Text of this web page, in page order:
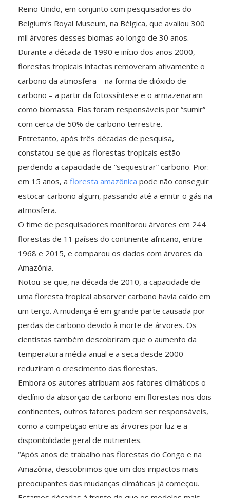
Reino Unido, em conjunto com pesquisadores do
Belgium’s Royal Museum, na Bélgica, que avaliou 300
mil árvores desses biomas ao longo de 30 anos.
Durante a década de 1990 e início dos anos 2000,
florestas tropicais intactas removeram ativamente o
carbono da atmosfera – na forma de dióxido de
carbono – a partir da fotossíntese e o armazenaram
como biomassa. Elas foram responsáveis por “sumir”
com cerca de 50% de carbono terrestre.
Entretanto, após três décadas de pesquisa,
constatou-se que as florestas tropicais estão
perdendo a capacidade de “sequestrar” carbono. Pior:
em 15 anos, a floresta amazônica pode não conseguir
estocar carbono algum, passando até a emitir o gás na
atmosfera.
O time de pesquisadores monitorou árvores em 244
florestas de 11 países do continente africano, entre
1968 e 2015, e comparou os dados com árvores da
Amazônia.
Notou-se que, na década de 2010, a capacidade de
uma floresta tropical absorver carbono havia caído em
um terço. A mudança é em grande parte causada por
perdas de carbono devido à morte de árvores. Os
cientistas também descobriram que o aumento da
temperatura média anual e a seca desde 2000
reduziram o crescimento das florestas.
Embora os autores atribuam aos fatores climáticos o
declínio da absorção de carbono em florestas nos dois
continentes, outros fatores podem ser responsáveis,
como a competição entre as árvores por luz e a
disponibilidade geral de nutrientes.
“Após anos de trabalho nas florestas do Congo e na
Amazônia, descobrimos que um dos impactos mais
preocupantes das mudanças climáticas já começou.